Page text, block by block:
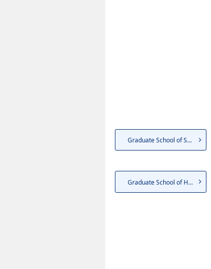
Graduate School of Social and...
Graduate School of Health Sci...